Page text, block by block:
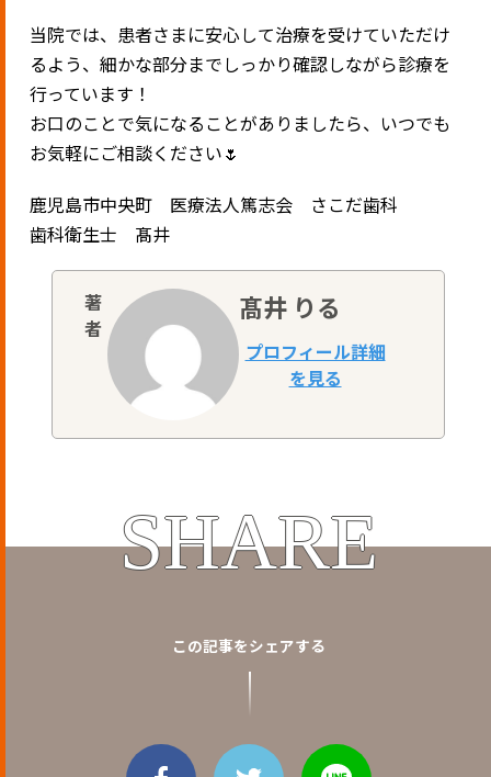
当院では、患者さまに安心して治療を受けていただけ
るよう、細かな部分までしっかり確認しながら診療を
行っています！
お口のことで気になることがありましたら、いつでも
お気軽にご相談ください🌷
鹿児島市中央町 医療法人篤志会 さこだ歯科
歯科衛生士 髙井
髙井 りる
SHARE
この記事をシェアする